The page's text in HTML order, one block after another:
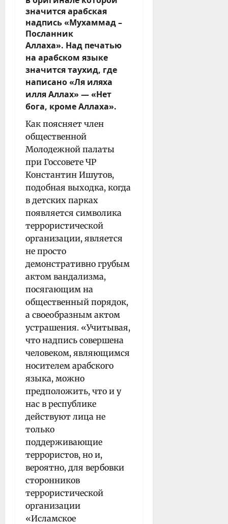
значится арабская
надпись «Мухаммад –
Посланник
Аллаха». Над печатью
на арабском языке
значится таухид, где
написано «Ля иляха
илля Аллах» — «Нет
бога, кроме Аллаха».
Как поясняет член
общественной
Молодежной палаты
при Госсовете ЧР
Константин Ишутов,
подобная выходка, когда
в детских парках
появляется символика
террористической
организации, является
не просто
демонстративно грубым
актом вандализма,
посягающим на
общественный порядок,
а своеобразным актом
устрашения. «Учитывая,
что надпись совершена
человеком, являющимся
носителем арабского
языка, можно
предположить, что и у
нас в республике
действуют лица не
только
поддерживающие
террористов, но и,
вероятно, для вербовки
сторонников
террористической
организации
«Исламское